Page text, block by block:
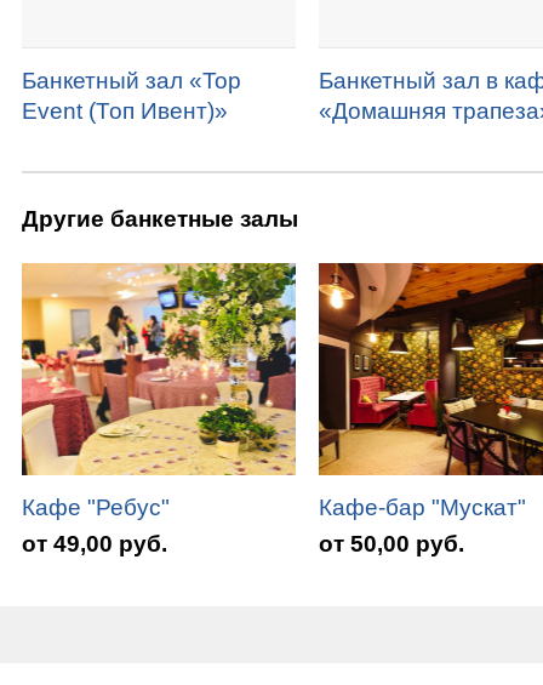
Банкетный зал «Top
Event (Топ Ивент)»
Банкетный зал в
«Домашняя
Другие банкетные залы
Кафе "Ребус"
от 49,00 руб.
Кафе-бар "Мускат"
от 50,00 руб.